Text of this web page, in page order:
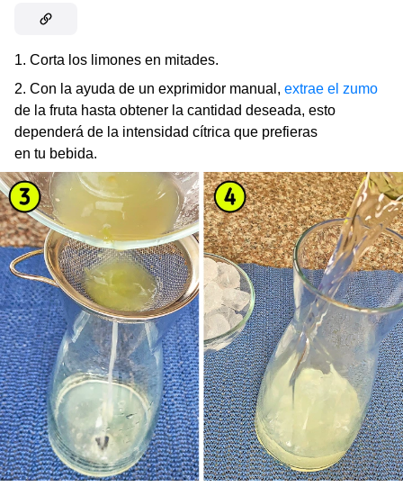
1. Corta los limones en mitades.
2. Con la ayuda de un exprimidor manual, extrae el zumo
de la fruta hasta obtener la cantidad deseada, esto
dependerá de la intensidad cítrica que prefieras
en tu bebida.